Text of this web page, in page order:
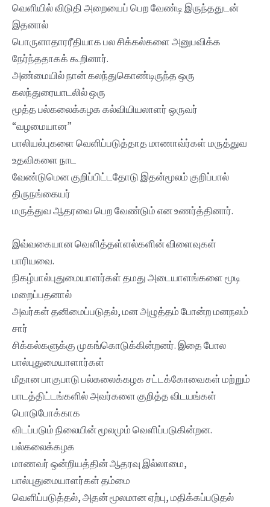
வெளியில் விடுதி அறையைப் பெற வேண்டி இருந்ததுடன்
இதனால்
பொருளாதாரரீதியாக பல சிக்கல்களை அனுபவிக்க
நேர்ந்ததாகக் கூறினார்.
அண்மையில் நான் கலந்துகொண்டிருந்த ஒரு
கலந்துரையாடலில் ஒரு
மூத்த பல்கலைக்கழக கல்வியியலாளர் ஒருவர்
“வழமையான”
பாலியல்புகளை வெளிப்படுத்தாத மாணாவ்ர்கள் மருத்துவ
உதவிகளை நாட
வேண்டுமென குறிப்பிட்டதோடு இதன்மூலம் குறிப்பால்
திருநங்கையர்
மருத்துவ ஆதரவை பெற வேண்டும் என உணர்த்தினார்.
இவ்வகையான வெளித்தள்ளல்களின் விளைவுகள்
பாரியவை.
நிகழ்பால்புதுமையாளர்கள் தமது அடையாளங்களை மூடி
மறைப்பதனால்
அவர்கள் தனிமைப்படுதல், மன அழுத்தம் போன்ற மனநலம்
சார்
சிக்கல்களுக்கு முகங்கொடுக்கின்றனர். இதை போல
பால்புதுமையாளார்கள்
மீதான பாகுபாடு பல்கலைக்கழக சட்டக்கோவைகள் மற்றும்
பாடத்திட்டங்களில் அவர்களை குறித்த விடயங்கள்
பொடுபோக்காக
விடப்படும் நிலையின் மூலமும் வெளிப்படுகின்றன.
பல்கலைக்கழக
மாணவர் ஒன்றியத்தின் ஆதரவு இல்லாமை,
பால்புதுமையாளர்கள் தம்மை
வெளிப்படுத்தல், அதன் மூலமான ஏற்பு, மதிக்கப்படுதல்